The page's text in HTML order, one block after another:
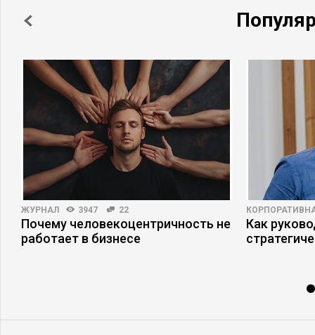
ЖУРНАЛ 3947 22
Почему человекоцентричность не
работает в бизнесе
Как